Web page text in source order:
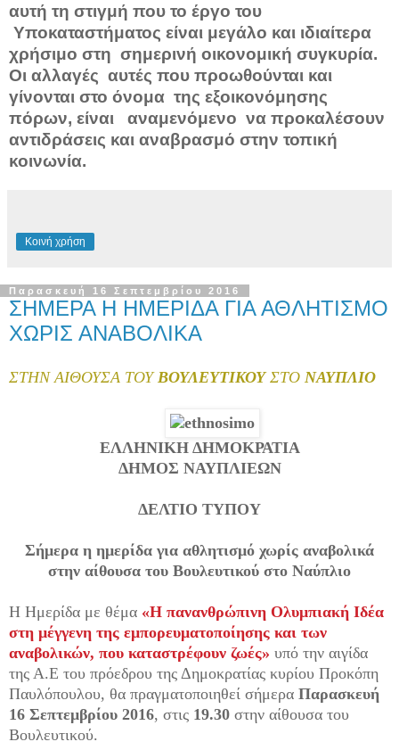
αυτή τη στιγμή που το έργο του
Υποκαταστήματος είναι μεγάλο και ιδιαίτερα
χρήσιμο στη σημερινή οικονομική συγκυρία.
Οι αλλαγές αυτές που προωθούνται και
γίνονται στο όνομα της εξοικονόμησης
πόρων, είναι αναμενόμενο να προκαλέσουν
αντιδράσεις και αναβρασμό στην τοπική
κοινωνία.
Κοινή χρήση
Παρασκευή 16 Σεπτεμβρίου 2016
ΣΗΜΕΡΑ Η ΗΜΕΡΙΔΑ ΓΙΑ ΑΘΛΗΤΙΣΜΟ
ΧΩΡΙΣ ΑΝΑΒΟΛΙΚΑ
ΣΤΗΝ ΑΙΘΟΥΣΑ ΤΟΥ ΒΟΥΛΕΥΤΙΚΟΥΣΤΟ ΝΑΥΠΛΙΟ
ΕΛΛΗΝΙΚΗ ΔΗΜΟΚΡΑΤΙΑ
ΔΗΜΟΣ ΝΑΥΠΛΙΕΩΝ
ΔΕΛΤΙΟ ΤΥΠΟΥ
Σήμερα η ημερίδα για αθλητισμό χωρίς αναβολικά
στην αίθουσα του Βουλευτικού στο Ναύπλιο
Η Ημερίδα με θέμα «Η πανανθρώπινη Ολυμπιακή Ιδέα
στη μέγγενη της εμπορευματοποίησης και των
αναβολικών, που καταστρέφουν ζωές» υπό την αιγίδα
της Α.Ε του πρόεδρου της Δημοκρατίας κυρίου Προκόπη
Παυλόπουλου, θα πραγματοποιηθεί σήμερα Παρασκευή
16 Σεπτεμβρίου 2016, στις 19.30 στην αίθουσα του
Βουλευτικού.